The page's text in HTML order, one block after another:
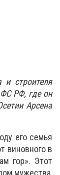
и строителя
ФС РФ, где он
Арсена
его семья
виновного в
гор». Этот
мужества,